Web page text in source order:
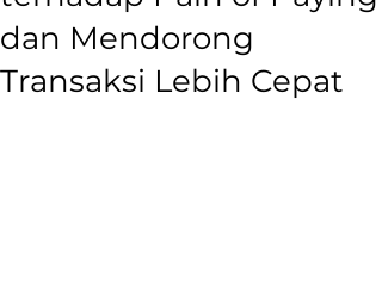
dan Mendorong
Transaksi Lebih Cepat